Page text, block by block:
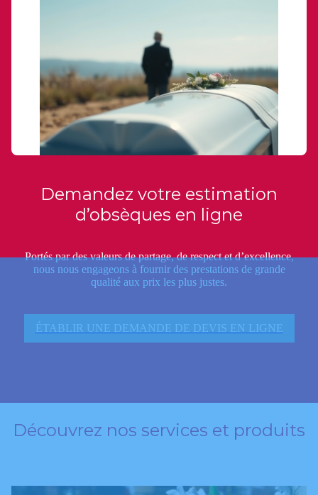
Demandez votre estimation
d’obsèques en ligne
Portés par des valeurs de partage, de respect et d’excellence,
nous nous engageons à fournir des prestations de grande
qualité aux prix les plus justes.
ÉTABLIR UNE DEMANDE DE DEVIS EN LIGNE
Découvrez nos services et produits